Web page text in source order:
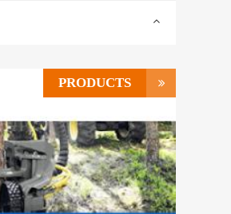
PRODUCTS